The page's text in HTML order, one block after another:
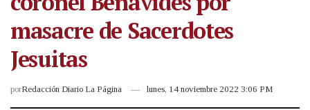
masacre de Sacerdotes
Jesuitas
porRedacción Diario La Página lunes, 14 noviembre 2022 3:06 PM